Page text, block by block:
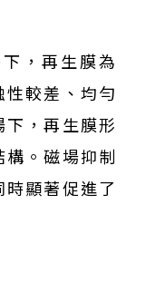
，再生膜為
較差、均勻
，再生膜形
。磁場抑制
顯著促進了